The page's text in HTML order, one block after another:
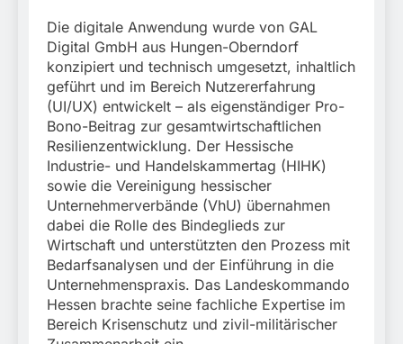
Die digitale Anwendung wurde von GAL
Digital GmbH aus Hungen-Oberndorf
konzipiert und technisch umgesetzt, inhaltlich
geführt und im Bereich Nutzererfahrung
(UI/UX) entwickelt – als eigenständiger Pro-
Bono-Beitrag zur gesamtwirtschaftlichen
Resilienzentwicklung. Der Hessische
Industrie- und Handelskammertag (HIHK)
sowie die Vereinigung hessischer
Unternehmerverbände (VhU) übernahmen
dabei die Rolle des Bindeglieds zur
Wirtschaft und unterstützten den Prozess mit
Bedarfsanalysen und der Einführung in die
Unternehmenspraxis. Das Landeskommando
Hessen brachte seine fachliche Expertise im
Bereich Krisenschutz und zivil-militärischer